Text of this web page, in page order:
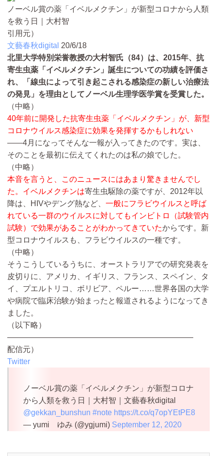
ノーベル賞の薬「イベルメクチン」が新型コロナから人類
を救う日｜大村智
引用元）
文藝春秋digital 20/6/18
北里大学特別栄誉教授の大村智氏（84）は、2015年、抗
寄生虫薬「イベルメクチン」誕生についての功績を評価さ
れ、「線虫によって引き起こされる感染症の新しい治療法
の発見」を理由としてノーベル生理学医学賞を受賞した。
（中略）
40年前に開発した抗寄生虫薬「イベルメクチン」が、新型
コロナウイルス感染症に効果を発揮するかもしれない
――4月になってそんな一報が入ってきたのです。実は、
そのことを最初に伝えてくれたのは私の娘でした。
（中略）
本音を言うと、このニュースにはあまり驚きませんでし
た。イベルメクチンは寄生虫駆除の薬ですが、2012年以
降は、HIVやデング熱など、 一般にフラビウイルスと呼ば
れている一群のウイルスに対してもインビトロ（試験管内
試験）で効果があることがわかってきていたからです。新
型コロナウイルスも、フラビウイルスの一種です。
（中略）
そうこうしているうちに、オーストラリアでの研究発表を
皮切りに、アメリカ、イギリス、フランス、スペイン、タ
イ、プエルトリコ、ボリビア、ペルー……世界各国の大学
や病院で臨床治験が始まったと報道されるようになってき
ました。
（以下略）
————————————————————————
配信元）
Twitter
ノーベル賞の薬「イベルメクチン」が新型コロナ
から人類を救う日｜大村智｜文藝春秋digital
@gekkan_bunshun #note https://t.co/q7opYEtPE8
— yumi ゆみ (@ygjumi) September 12, 2020